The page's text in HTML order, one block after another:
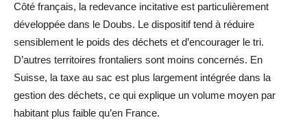
Côté français, la redevance incitative est particulièrement
développée dans le Doubs. Le dispositif tend à réduire
sensiblement le poids des déchets et d’encourager le tri.
D’autres territoires frontaliers sont moins concernés. En
Suisse, la taxe au sac est plus largement intégrée dans la
gestion des déchets, ce qui explique un volume moyen par
habitant plus faible qu’en France.